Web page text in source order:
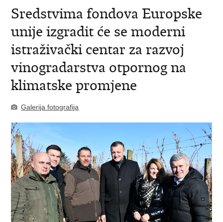
Sredstvima fondova Europske
unije izgradit će se moderni
istraživački centar za razvoj
vinogradarstva otpornog na
klimatske promjene
Galerija fotografija